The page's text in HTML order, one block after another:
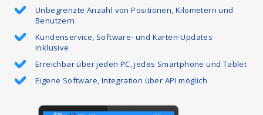
Unbegrenzte Anzahl von Positionen, Kilometern und
Benutzern
Kundenservice, Software- und Karten-Updates
inklusive
Erreichbar über jeden PC, jedes Smartphone und Tablet
Eigene Software, Integration über API möglich